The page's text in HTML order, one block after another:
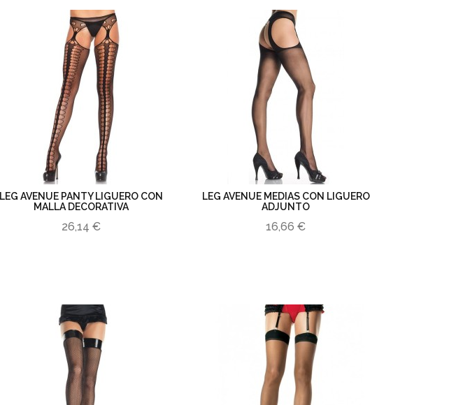
LEG AVENUE PANTY LIGUERO CON
MALLA DECORATIVA
26,14 €
LEG AVENUE MEDIAS CON LIGUERO
ADJUNTO
16,66 €